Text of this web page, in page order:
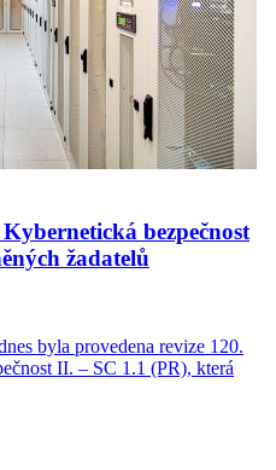
bezpečnost
žadatelů
byla provedena revize 120.
II. – SC 1.1 (PR), která